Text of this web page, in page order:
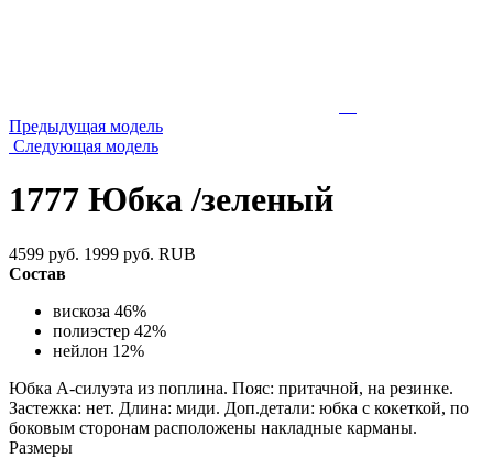
Предыдущая модель
Следующая модель
1777 Юбка /зеленый
4599 руб. 1999 руб. RUB
Состав
вискоза 46%
полиэстер 42%
нейлон 12%
Юбка А-силуэта из поплина. Пояс: притачной, на резинке.
Застежка: нет. Длина: миди. Доп.детали: юбка с кокеткой, по
боковым сторонам расположены накладные карманы.
Размеры